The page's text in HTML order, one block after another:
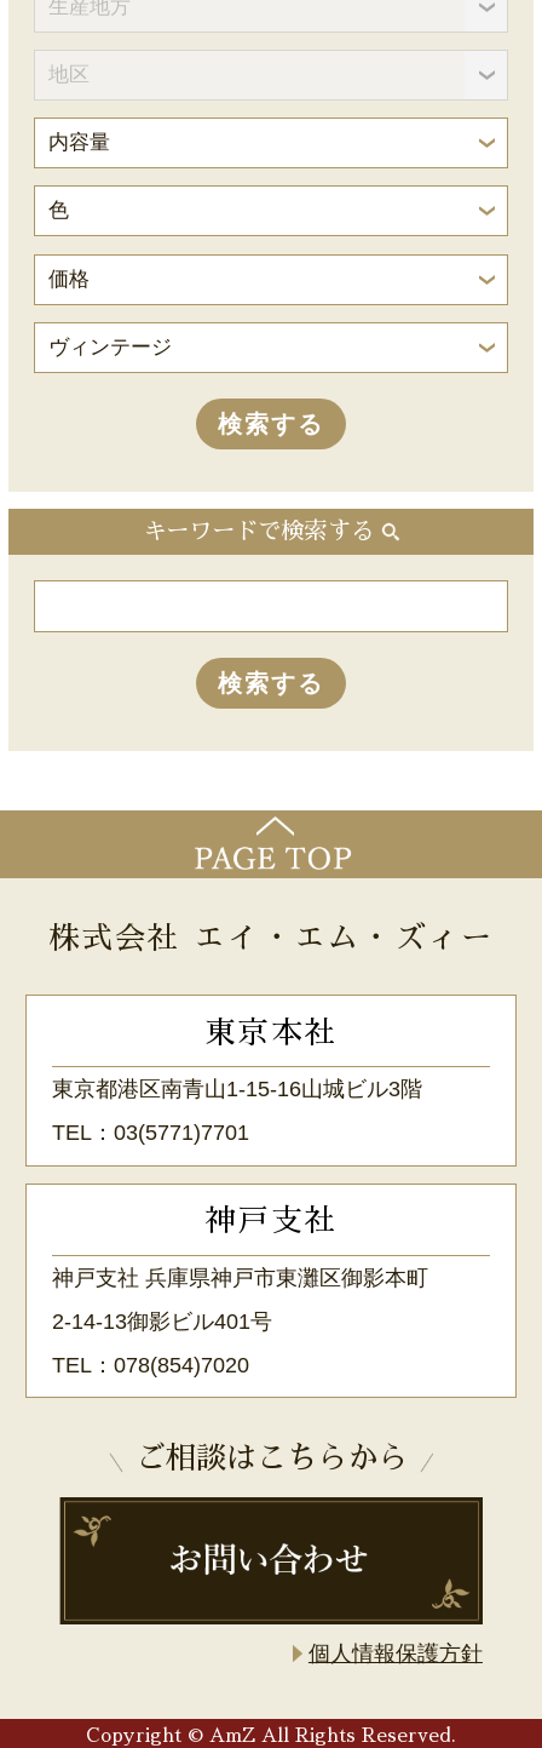
キーワードで検索する
株式会社 エイ・エム・ズィー
東京本社
東京都港区南青山1-15-16山城ビル3階
TEL：03(5771)7701
神戸支社
神戸支社 兵庫県神戸市東灘区御影本町
2-14-13御影ビル401号
TEL：078(854)7020
ご相談はこちらから
個人情報保護方針
Copyright © AmZ All Rights Reserved.